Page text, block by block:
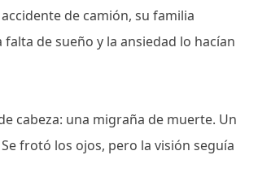
de camión, su familia
de sueño y la ansiedad lo hacían
cabeza: una migraña de muerte. Un
frotó los ojos, pero la visión seguía